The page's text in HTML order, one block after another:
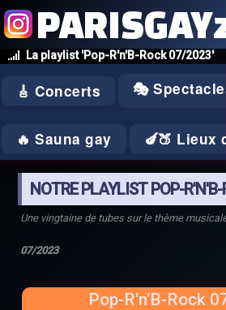
La playlist 'Pop-R'n'B-Rock 07/2023'
🎸 Concerts 🎭
🔥 Sauna gay 🍆🍑 Lieux
NOTRE PLAYLIST POP-
Une vingtaine de tubes sur le thème
07/2023
Pop-R'n'B-Rock